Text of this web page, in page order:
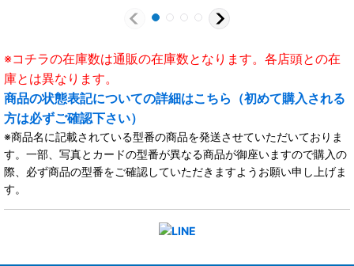
※コチラの在庫数は通販の在庫数となります。各店頭との在
庫とは異なります。
商品の状態表記についての詳細はこちら（初めて購入される
方は必ずご確認下さい）
※商品名に記載されている型番の商品を発送させていただいておりま
す。一部、写真とカードの型番が異なる商品が御座いますので購入の
際、必ず商品の型番をご確認していただきますようお願い申し上げま
す。